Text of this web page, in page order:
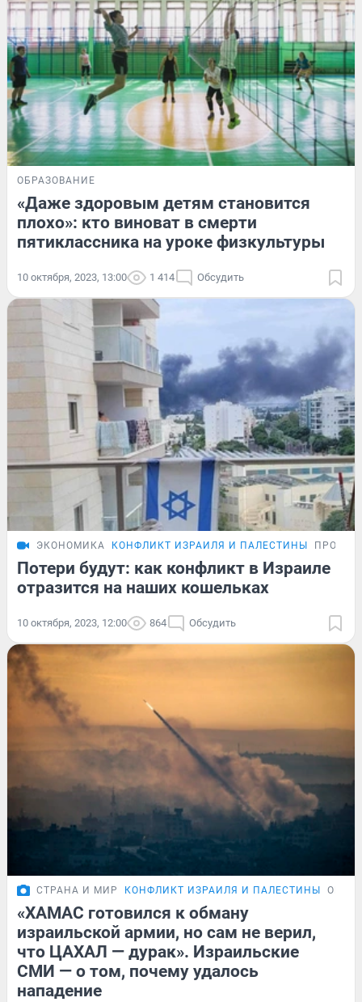
ОБРАЗОВАНИЕ
«Даже здоровым детям становится
плохо»: кто виноват в смерти
пятиклассника на уроке физкультуры
10 октября, 2023, 13:00 1 414 Обсудить
ЭКОНОМИКА КОНФЛИКТ ИЗРАИЛЯ И ПАЛЕСТИНЫ
Потери будут: как конфликт в Израиле
отразится на наших кошельках
10 октября, 2023, 12:00 864 Обсудить
СТРАНА И МИР КОНФЛИКТ ИЗРАИЛЯ И ПАЛЕСТИНЫ ОБЗОР
«ХАМАС готовился к обману
израильской армии, но сам не верил,
что ЦАХАЛ — дурак». Израильские
СМИ — о том, почему удалось
нападение